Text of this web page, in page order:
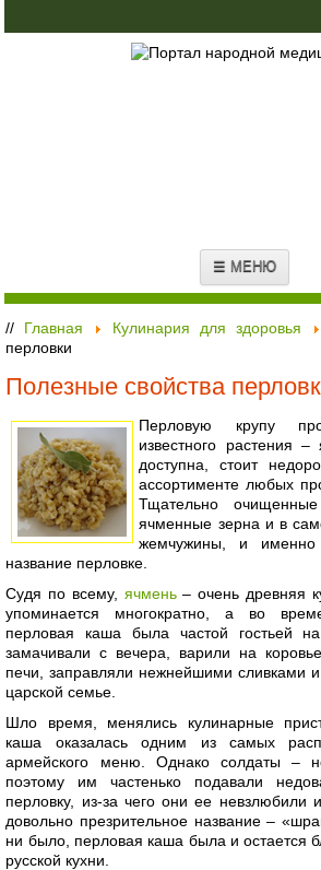
☰ МЕНЮ
// Главная Кулинария для здоровья
перловки
Полезные свойства
Перловую крупу
известного растения
доступна, стоит
ассортименте любых
Тщательно
ячменные зерна и в
жемчужины, и именно
название перловке.
Судя по всему, ячмень– очень древняя
упоминается многократно, а во
перловая каша была частой гостьей
замачивали с вечера, варили на
печи, заправляли нежнейшими сливками
царской семье.
Шло время, менялись кулинарные
каша оказалась одним из самых
армейского меню. Однако солдаты –
поэтому им частенько подавали
перловку, из-за чего они ее
довольно презрительное название –
ни было, перловая каша была и остается
русской кухни.